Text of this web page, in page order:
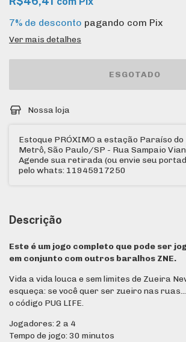
7% de desconto pagando com Pix
Ver mais detalhes
Nossa loja
Estoque PRÓXIMO a estação Paraíso do
Metrô, São Paulo/SP - Rua Sampaio
Agende sua retirada (ou envie seu
pelo whats: 11945917250
Descrição
Este é um jogo completo que pode ser
em conjunto com outros baralhos ZNE.
Vida a vida louca e sem limites de Zueira
esqueça: se você quer ser zueiro nas
o código PUG LIFE.
Jogadores: 2 a 4
Tempo de jogo: 30 minutos